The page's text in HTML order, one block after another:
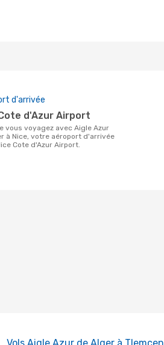
d'arrivée
Cote d'Azur Airport
à Nice, votre aéroport d'arrivée
Cote d'Azur Airport.